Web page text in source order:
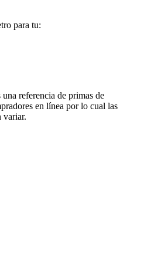
para tu:
referencia de primas de
en línea por lo cual las
variar.